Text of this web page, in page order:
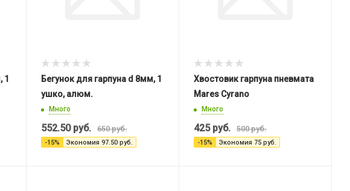
1
Бегунок для гарпуна d 8мм, 1
ушко, алюм.
Много
552.50руб. 650руб.
-15% Экономия 97.50 руб.
Хвостовик гарпуна пневмата
Mares Cyrano
Много
425руб. 500руб.
-15% Экономия 75 руб.